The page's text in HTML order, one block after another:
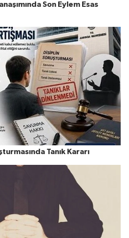
Son Eylem Esas
Tanık Kararı